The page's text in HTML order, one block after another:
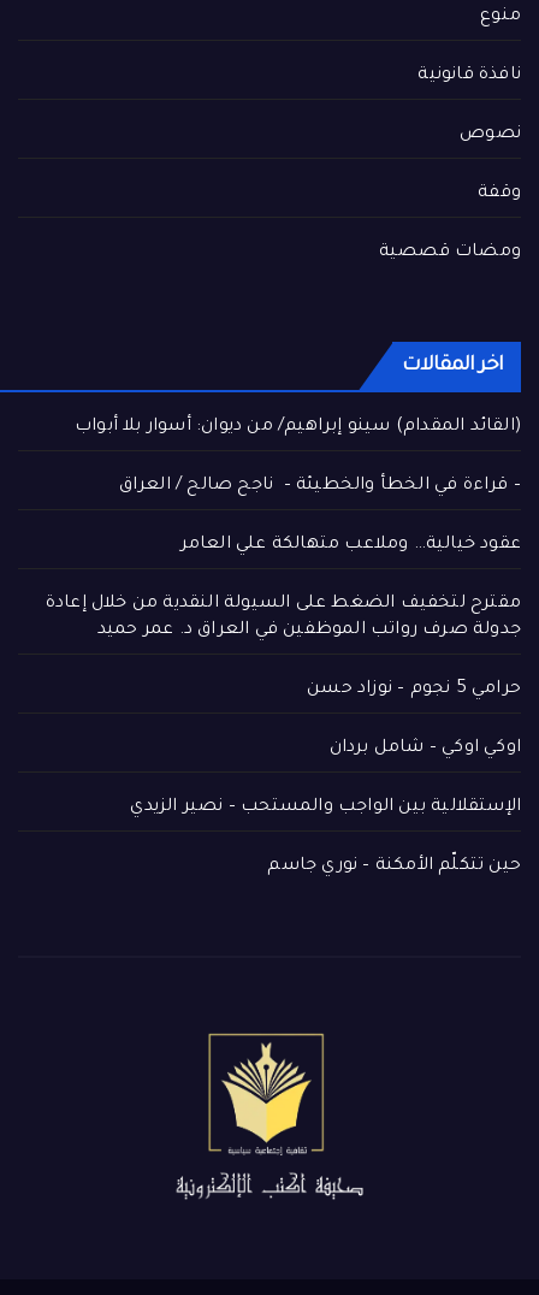
منوع
نافذة قانونية
نصوص
وقفة
ومضات قصصية
اخر المقالات
(القائد المقدام) سينو إبراهيم/ من ديوان: أسوار بلا أبواب
– قراءة في الخطأ والخطيئة – ناجح صالح / العراق
عقود خيالية… وملاعب متهالكة علي العامر
مقترح لتخفيف الضغط على السيولة النقدية من خلال إعادة
جدولة صرف رواتب الموظفين في العراق د. عمر حميد
حرامي 5 نجوم – نوزاد حسن
اوكي اوكي – شامل بردان
الإستقلالية بين الواجب والمستحب – نصير الزيدي
حين تتكلّم الأمكنة – نوري جاسم